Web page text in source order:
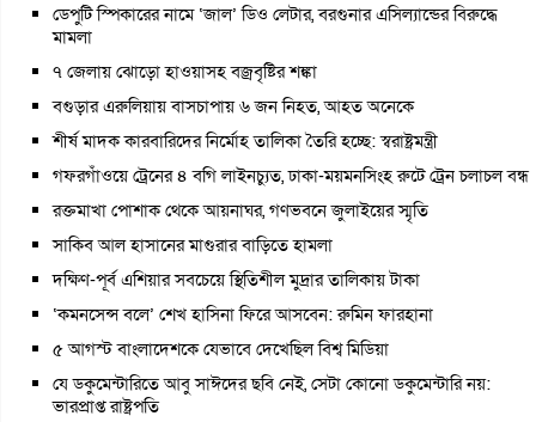
ডেপুটি স্পিকারের নামে ‘জাল’ ডিও লেটার, বরগুনার এসিল্যান্ডের বিরুদ্ধে
মামলা
৭ জেলায় ঝোড়ো হাওয়াসহ বজ্রবৃষ্টির শঙ্কা
বগুড়ার এরুলিয়ায় বাসচাপায় ৬ জন নিহত, আহত অনেকে
শীর্ষ মাদক কারবারিদের নির্মোহ তালিকা তৈরি হচ্ছে: স্বরাষ্ট্রমন্ত্রী
গফরগাঁওয়ে ট্রেনের ৪ বগি লাইনচ্যুত, ঢাকা-ময়মনসিংহ রুটে ট্রেন চলাচল বন্ধ
রক্তমাখা পোশাক থেকে আয়নাঘর, গণভবনে জুলাইয়ের স্মৃতি
সাকিব আল হাসানের মাগুরার বাড়িতে হামলা
দক্ষিণ-পূর্ব এশিয়ার সবচেয়ে স্থিতিশীল মুদ্রার তালিকায় টাকা
‘কমনসেন্স বলে’ শেখ হাসিনা ফিরে আসবেন: রুমিন ফারহানা
৫ আগস্ট বাংলাদেশকে যেভাবে দেখেছিল বিশ্ব মিডিয়া
যে ডকুমেন্টারিতে আবু সাঈদের ছবি নেই, সেটা কোনো ডকুমেন্টারি নয়:
ভারপ্রাপ্ত রাষ্ট্রপতি